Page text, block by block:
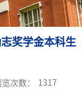
奖学金本科生
次数： 1317